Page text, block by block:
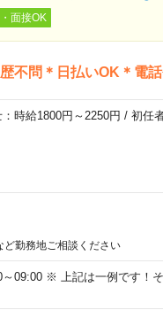
面接OK
不問＊日払いOK＊電
時給1800円～2250円 / 初任
勤務地ご相談ください
～09:00 ※ 上記は一例です！